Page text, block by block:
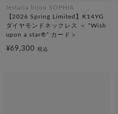
festaria bijou SOPHIA
【2026 Spring Limited】K14YG
ダイヤモンドネックレス ＜ “Wish
upon a star®” カード＞
¥69,300税込